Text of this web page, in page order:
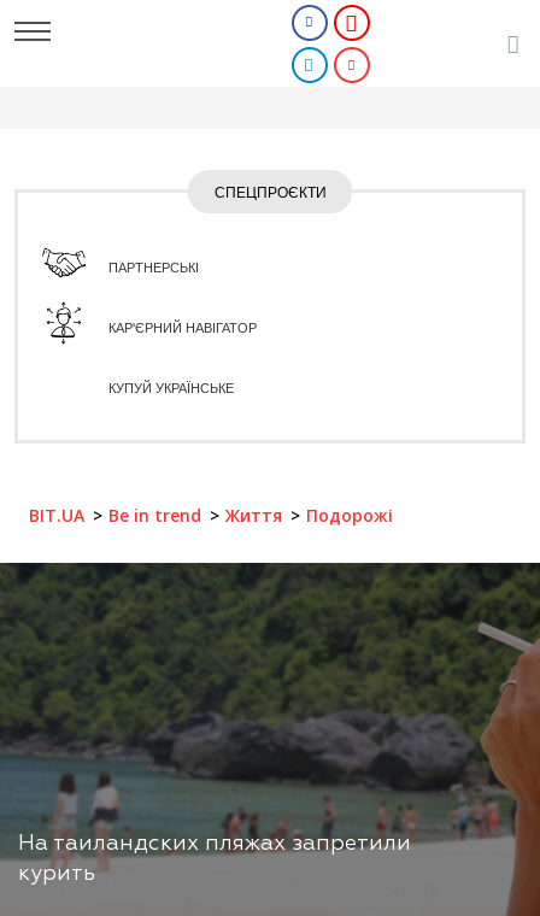
СПЕЦПРОЄКТИ
ПАРТНЕРСЬКІ
КАР'ЄРНИЙ НАВІГАТОР
КУПУЙ УКРАЇНСЬКЕ
BIT.UA Be in trend Життя Подорожі
На таиландских пляжах запретили
курить